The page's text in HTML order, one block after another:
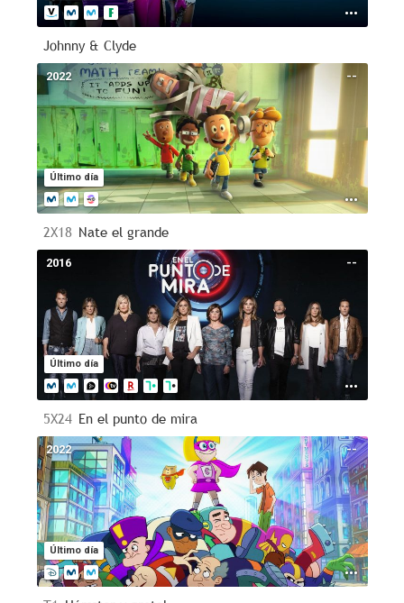
Johnny & Clyde
--
Último día
2022
2X18 Nate el grande
--
Último día
2016
5X24 En el punto de mira
--
Último día
2022